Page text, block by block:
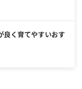
良く育てやすいおす